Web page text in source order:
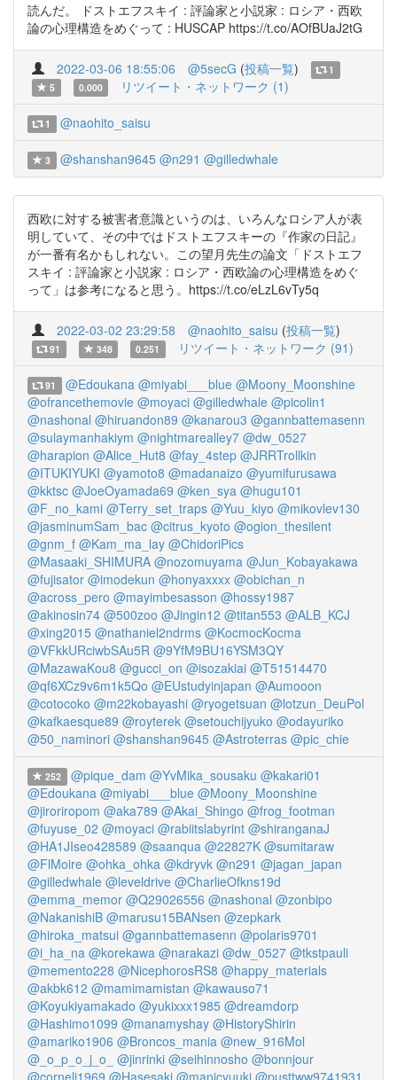
読んだ。 ドストエフスキイ : 評論家と小説家 : ロシア・西欧
論の心理構造をめぐって : HUSCAP https://t.co/AOfBUaJ2tG
2022-03-06 18:55:06 @5secG (投稿一覧)
1
5
0.000 リツイート・ネットワーク (1)
1 @naohito_saisu
3 @shanshan9645 @n291 @gilledwhale
西欧に対する被害者意識というのは、いろんなロシア人が表
明していて、その中ではドストエフスキーの『作家の日記』
が一番有名かもしれない。この望月先生の論文「ドストエフ
スキイ : 評論家と小説家 : ロシア・西欧論の心理構造をめぐ
って」は参考になると思う。https://t.co/eLzL6vTy5q
2022-03-02 23:29:58 @naohito_saisu (投稿一覧)
91 348 0.251 リツイート・ネットワーク (91)
91 @Edoukana @miyabi___blue @Moony_Moonshine
@ofrancethemovie @moyaci @gilledwhale @picolin1
@nashonal @hiruandon89 @kanarou3 @gannbattemasenn
@sulaymanhakiym @nightmarealley7 @dw_0527
@harapion @Alice_Hut8 @fay_4step @JRRTrollkin
@ITUKIYUKI @yamoto8 @madanaizo @yumifurusawa
@kktsc @JoeOyamada69 @ken_sya @hugu101
@F_no_kami @Terry_set_traps @Yuu_kiyo @mikovlev130
@jasminumSam_bac @citrus_kyoto @ogion_thesilent
@gnm_f @Kam_ma_lay @ChidoriPics
@Masaaki_SHIMURA @nozomuyama @Jun_Kobayakawa
@fujisator @imodekun @honyaxxxx @obichan_n
@across_pero @mayimbesasson @hossy1987
@akinosin74 @500zoo @Jingin12 @titan553 @ALB_KCJ
@xing2015 @nathaniel2ndrms @KocmocKocma
@VFkkURciwbSAu5R @9YfM9BU16YSM3QY
@MazawaKou8 @gucci_on @isozakiai @T51514470
@qf6XCz9v6m1k5Qo @EUstudyinjapan @Aumooon
@cotocoko @m22kobayashi @ryogetsuan @lotzun_DeuPol
@kafkaesque89 @royterek @setouchijyuko @odayuriko
@50_naminori @shanshan9645 @Astroterras @pic_chie
252 @pique_dam @YvMika_sousaku @kakari01
@Edoukana @miyabi___blue @Moony_Moonshine
@jiroriropom @aka789 @Akai_Shingo @frog_footman
@fuyuse_02 @moyaci @rabiitslabyrint @shiranganaJ
@HA1JIseo428589 @saanqua @22827K @sumitaraw
@FlMoire @ohka_ohka @kdryvk @n291 @jagan_japan
@gilledwhale @leveldrive @CharlieOfkns19d
@emma_memor @Q29026556 @nashonal @zonbipo
@NakanishiB @marusu15BANsen @zepkark
@hiroka_matsui @gannbattemasenn @polaris9701
@i_ha_na @korekawa @narakazi @dw_0527 @tkstpauli
@memento228 @NicephorosRS8 @happy_materials
@akbk612 @mamimamistan @kawauso71
@Koyukiyamakado @yukixxx1985 @dreamdorp
@Hashimo1099 @manamyshay @HistoryShirin
@amariko1906 @Broncos_mania @new_916Mol
@_o_p_o_j_o_
@jinrinki @seihinnosho @bonnjour
@corneli1969 @Hasesaki @manicyuuki @pusttww9741931